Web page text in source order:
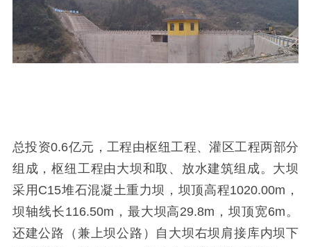
总投资0.6亿元，工程由枢纽工程、灌区工程两部分
组成，枢纽工程由大坝和取、放水建筑组成。大坝
采用 C15堆石混凝土重力坝，坝顶高程1020.00m ，
坝轴线长116.50m ，最大坝高29.8m ，坝顶宽6m。
还建公路（兼上坝公路）自大坝右坝肩接库内坝下